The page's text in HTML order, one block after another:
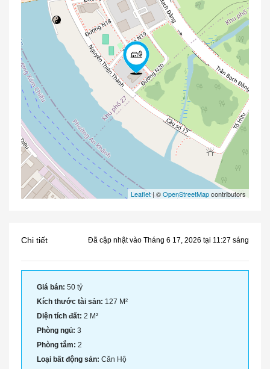
Leaflet | ©OpenStreetMapcontributors
Chi tiết Đã cập nhật vào Tháng 6 17, 2026 tại 11:27 sáng
Giá bán: 50 tỷ
Kích thước tài sản: 127 M²
Diện tích đất: 2 M²
Phòng ngủ: 3
Phòng tắm: 2
Loại bất động sản: Căn Hộ